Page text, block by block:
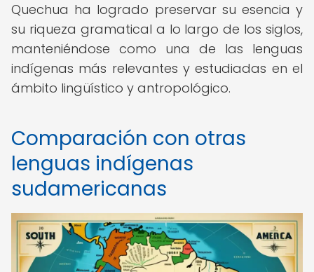
Quechua ha logrado preservar su esencia y
su riqueza gramatical a lo largo de los siglos,
manteniéndose como una de las lenguas
indígenas más relevantes y estudiadas en el
ámbito lingüístico y antropológico.
Comparación con otras
lenguas indígenas
sudamericanas